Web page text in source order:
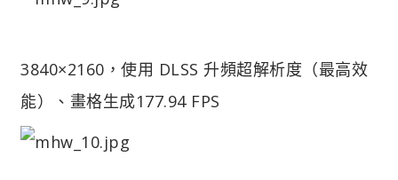
3840×2160，使用 DLSS 升頻超解析度（最高效
能）、畫格生成177.94 FPS